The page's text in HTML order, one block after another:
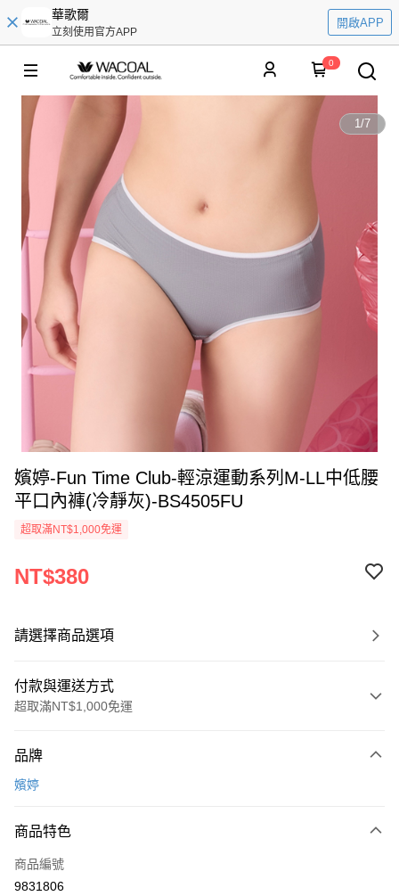
華歌爾
立刻使用官方APP
開啟APP
0
1/7
嬪婷-Fun Time Club-輕涼運動系列M-LL中低腰
平口內褲(冷靜灰)-BS4505FU
超取滿NT$1,000免運
NT$380
請選擇商品選項
付款與運送方式
超取滿NT$1,000免運
信用卡一次付款
LINE Pay
街口支付
品牌
嬪婷
商品特色
商品編號
9831806